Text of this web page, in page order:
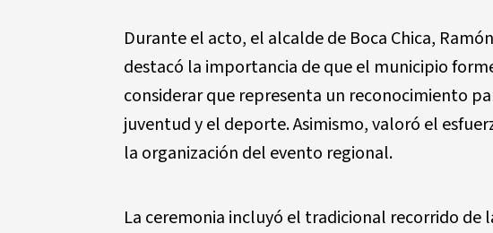
Durante el acto, el alcalde de Boca Chica,
destacó la importancia de que el municipio
considerar que representa un reconocimiento
juventud y el deporte. Asimismo, valoró el
la organización del evento regional.
La ceremonia incluyó el tradicional recorrido